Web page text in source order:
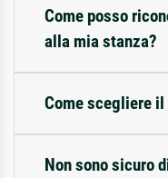
Come posso
alla mia stanza?
Come scegliere
Non sono sicuro